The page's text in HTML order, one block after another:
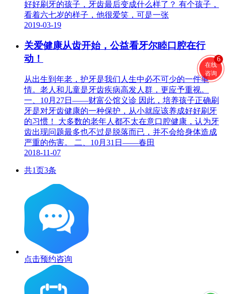
在线
咨询
6
好好刷牙的孩子，牙齿最后变成什么样了？ 有个孩子，
看着六七岁的样子，他很爱笑，可是一张
2019-03-19
关爱健康从齿开始，公益看牙尔睦口腔在行
动！
从出生到年老，护牙是我们人生中必不可少的一件事
情。老人和儿童是牙齿疾病高发人群，更应予重视。
一、10月27日——财富公馆义诊 因此，培养孩子正确刷
牙是对牙齿健康的一种保护，从小就应该养成好好刷牙
的习惯！ 大多数的老年人都不太在意口腔健康，认为牙
齿出现问题最多也不过是脱落而已，并不会给身体造成
严重的伤害。 二、10月31日——春田
2018-11-07
共1页3条
点击预约咨询